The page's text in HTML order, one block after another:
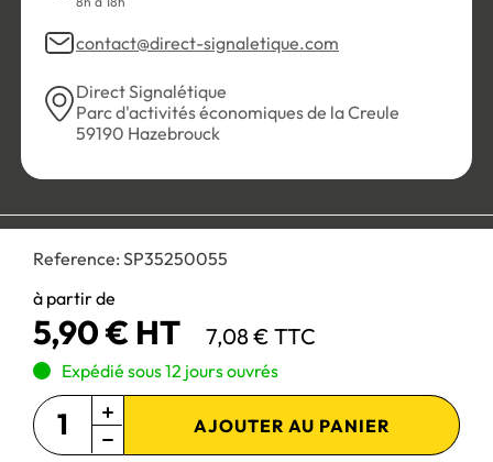
Reference: SP35250055
à partir de
5,90 € HT 7,08 € TTC
Expédié sous 12 jours ouvrés
AJOUTER AU PANIER
contact@direct-signaletique.com
Direct Signalétique
Parc d'activités économiques de la Creule
59190 Hazebrouck
Personnaliser les cookies
Paiement 100% sécurisé :
Site réservé aux professionnels